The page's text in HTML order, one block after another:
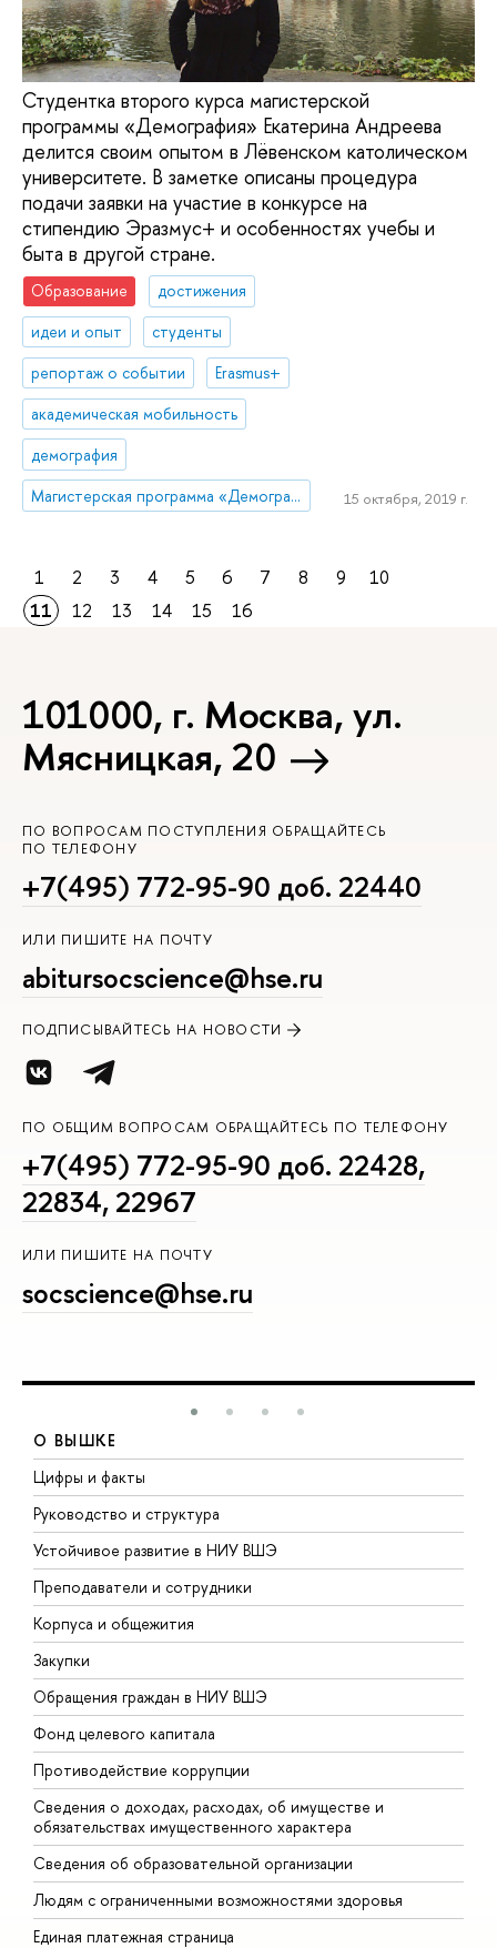
Студентка второго курса магистерской
программы «Демография» Екатерина Андреева
делится своим опытом в Лёвенском католическом
университете. В заметке описаны процедура
подачи заявки на участие в конкурсе на
стипендию Эразмус+ и особенностях учебы и
быта в другой стране.
Образование
достижения
идеи и опыт
студенты
репортаж о событии
Erasmus+
академическая мобильность
демография
Магистерская программа «Демография»
15 октября, 2019 г.
1 2 3 4 5 6 7 8 9
10
11
12 13 14 15 16
101000, г. Москва, ул.
Мясницкая, 20
ПО ВОПРОСАМ ПОСТУПЛЕНИЯ ОБРАЩАЙТЕСЬ
ПО ТЕЛЕФОНУ
+7(495) 772-95-90 доб. 22440
ИЛИ ПИШИТЕ НА ПОЧТУ
abitursocscience@hse.ru
ПОДПИСЫВАЙТЕСЬ НА НОВОСТИ
ПО ОБЩИМ ВОПРОСАМ ОБРАЩАЙТЕСЬ ПО ТЕЛЕФОНУ
+7(495) 772-95-90 доб. 22428,
22834, 22967
ИЛИ ПИШИТЕ НА ПОЧТУ
socscience@hse.ru
О ВЫШКЕ
Цифры и факты
Руководство и структура
Устойчивое развитие в НИУ ВШЭ
Преподаватели и сотрудники
Корпуса и общежития
Закупки
Обращения граждан в НИУ ВШЭ
Фонд целевого капитала
Противодействие коррупции
Сведения о доходах, расходах, об имуществе и
обязательствах имущественного характера
Сведения об образовательной организации
Людям с ограниченными возможностями здоровья
Единая платежная страница